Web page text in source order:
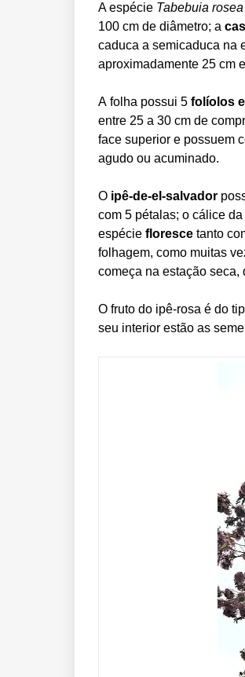
A espécie Tabebuia rosea
100 cm de diâmetro; a
caduca a semicaduca na
aproximadamente 25 cm
A folha possui 5 folíolos
entre 25 a 30 cm de
face superior e possuem
agudo ou acuminado.
O ipê-de-el-salvador
com 5 pétalas; o cálice
espécie floresce tanto
folhagem, como muitas
começa na estação seca,
O fruto do ipê-rosa é do
seu interior estão as